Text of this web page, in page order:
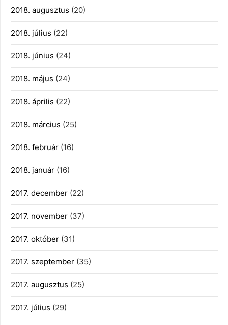
2018. augusztus (20)
2018. július (22)
2018. június (24)
2018. május (24)
2018. április (22)
2018. március (25)
2018. február (16)
2018. január (16)
2017. december (22)
2017. november (37)
2017. október (31)
2017. szeptember (35)
2017. augusztus (25)
2017. július (29)